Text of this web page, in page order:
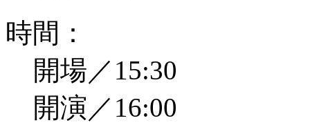
時間：
開場／15:30
開演／16:00